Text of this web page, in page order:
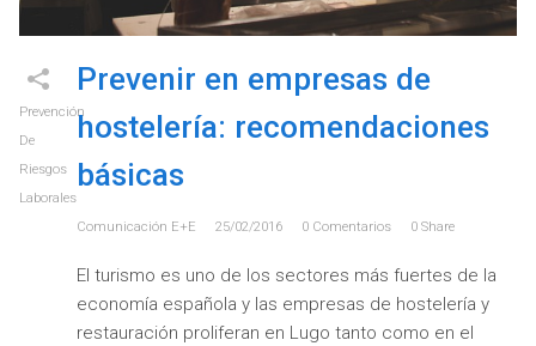
Prevención
De
Riesgos
Laborales
Prevenir en empresas de
hostelería: recomendaciones
básicas
Comunicación E+e 25/02/2016 0 Comentarios 0 Share
El turismo es uno de los sectores más fuertes de la
economía española y las empresas de hostelería y
restauración proliferan en Lugo tanto como en el